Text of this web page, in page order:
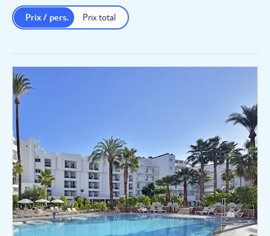
Prix total
Prix / pers.